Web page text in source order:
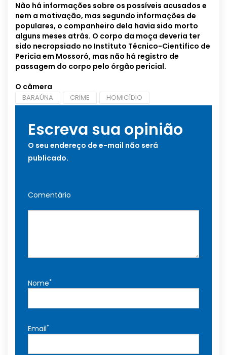
Não há informações sobre os possíveis acusados e
nem a motivação, mas segundo informações de
populares, o companheiro dela havia sido morto
alguns meses atrás. O corpo da moça deveria ter
sido necropsiado no Instituto Técnico-Cientifico de
Pericia em Mossoró, mas não há registro de
passagem do corpo pelo órgão pericial.
O câmera
BARAÚNA CRIME HOMICÍDIO
Escreva sua opinião
O seu endereço de e-mail não será
publicado.
Comentário
Nome*
Email*